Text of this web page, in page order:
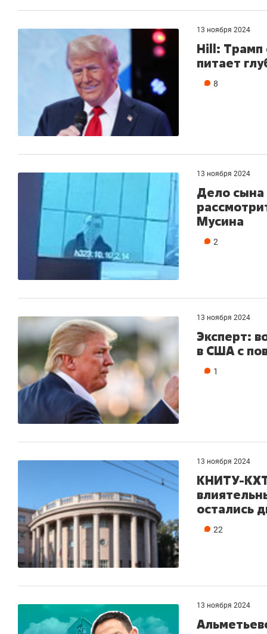
13 ноября 2024
Hill: Трамп
питает
8
13 ноября 2024
Дело сына
Мусина
2
13 ноября 2024
Эксперт:
в США с
1
13 ноября 2024
КНИТУ-
остались
22
13 ноября 2024